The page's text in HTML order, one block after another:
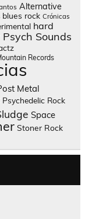
Alternative
blues rock Crónicas
hard
Sounds
Records
Metal
Psychedelic Rock
Space
Stoner Rock